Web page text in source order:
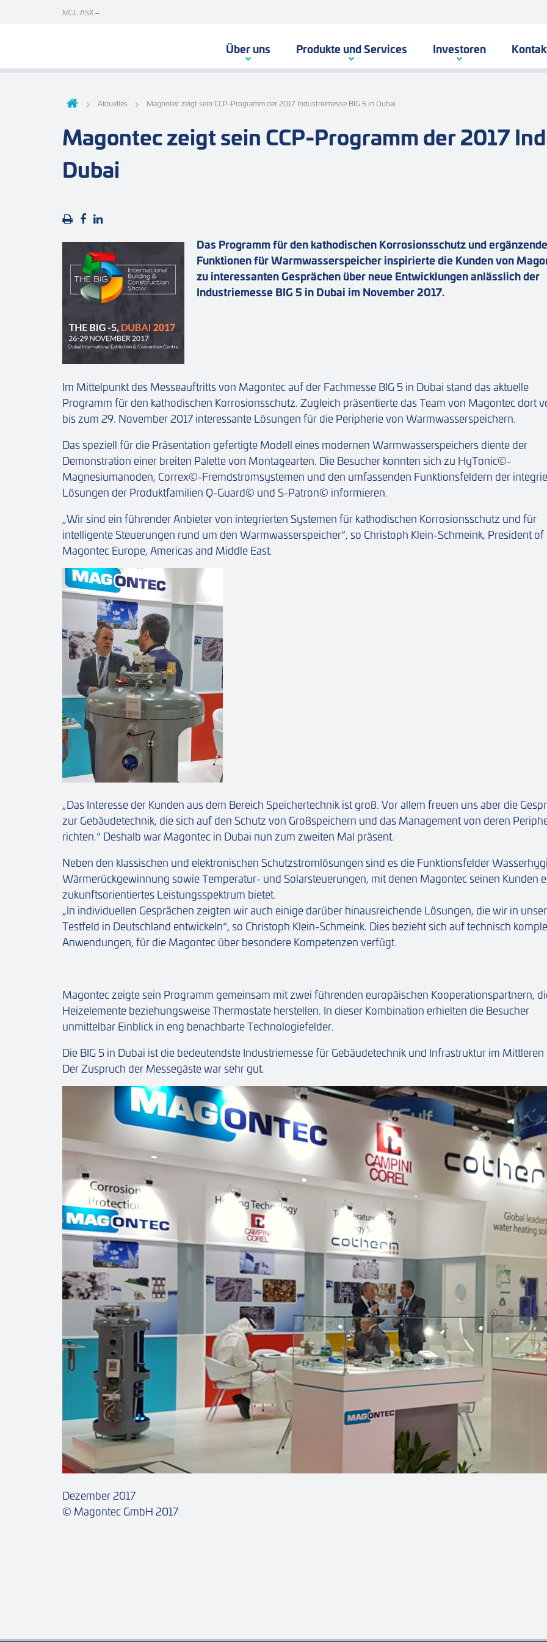
MGL:ASX
Über uns Produkte und Services Investoren
Aktuelles Magontec zeigt sein CCP-Programm der 2017 Industriemesse BIG 5 in Dubai
Magontec zeigt sein CCP-Programm der 2017
Dubai
Das Programm für den kathodischen Korrosionsschutz und ergänzende
Funktionen für Warmwasserspeicher inspirierte die Kunden von
zu interessanten Gesprächen über neue Entwicklungen anlässlich der
Industriemesse BIG 5 in Dubai im November 2017.
Im Mittelpunkt des Messeauftritts von Magontec auf der Fachmesse BIG 5 in Dubai stand das aktuelle
Programm für den kathodischen Korrosionsschutz. Zugleich präsentierte das Team von Magontec dort
bis zum 29. November 2017 interessante Lösungen für die Peripherie von Warmwasserspeichern.
Das speziell für die Präsentation gefertigte Modell eines modernen Warmwasserspeichers diente der
Demonstration einer breiten Palette von Montagearten. Die Besucher konnten sich zu HyTonic©-
Magnesiumanoden, Correx©-Fremdstromsystemen und den umfassenden Funktionsfeldern der
Lösungen der Produktfamilien Q-Guard© und S-Patron© informieren.
„Wir sind ein führender Anbieter von integrierten Systemen für kathodischen Korrosionsschutz und für
intelligente Steuerungen rund um den Warmwasserspeicher“, so Christoph Klein-Schmeink, President of
Magontec Europe, Americas and Middle East.
„Das Interesse der Kunden aus dem Bereich Speichertechnik ist groß. Vor allem freuen uns aber die
zur Gebäudetechnik, die sich auf den Schutz von Großspeichern und das Management von deren
richten.“ Deshalb war Magontec in Dubai nun zum zweiten Mal präsent.
Neben den klassischen und elektronischen Schutzstromlösungen sind es die Funktionsfelder
Wärmerückgewinnung sowie Temperatur- und Solarsteuerungen, mit denen Magontec seinen Kunden
zukunftsorientiertes Leistungsspektrum bietet.
„In individuellen Gesprächen zeigten wir auch einige darüber hinausreichende Lösungen, die wir in
Testfeld in Deutschland entwickeln“, so Christoph Klein-Schmeink. Dies bezieht sich auf technisch
Anwendungen, für die Magontec über besondere Kompetenzen verfügt.
Magontec zeigte sein Programm gemeinsam mit zwei führenden europäischen Kooperationspartnern,
Heizelemente beziehungsweise Thermostate herstellen. In dieser Kombination erhielten die Besucher
unmittelbar Einblick in eng benachbarte Technologiefelder.
Die BIG 5 in Dubai ist die bedeutendste Industriemesse für Gebäudetechnik und Infrastruktur im Mittleren
Der Zuspruch der Messegäste war sehr gut.
Dezember 2017
© Magontec GmbH 2017